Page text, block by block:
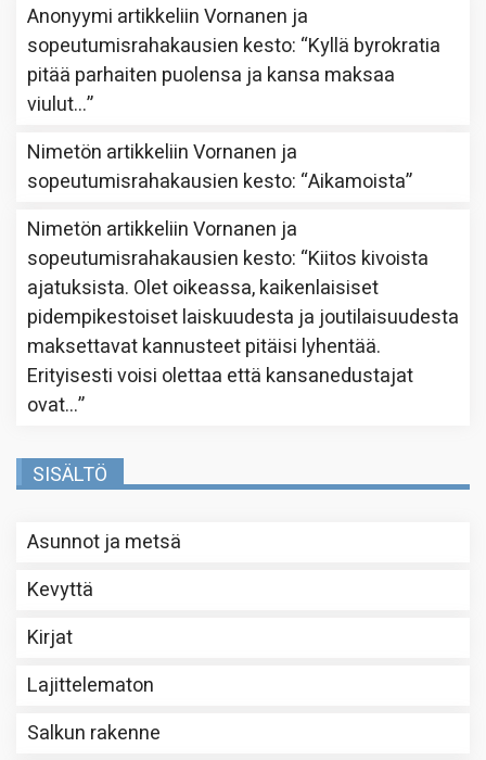
Anonyymi artikkeliinVornanen ja
sopeutumisrahakausien kesto: “Kyllä byrokratia
pitää parhaiten puolensa ja kansa maksaa
viulut…”
Nimetön artikkeliinVornanen ja
sopeutumisrahakausien kesto: “Aikamoista”
Nimetön artikkeliinVornanen ja
sopeutumisrahakausien kesto: “Kiitos kivoista
ajatuksista. Olet oikeassa, kaikenlaisiset
pidempikestoiset laiskuudesta ja joutilaisuudesta
maksettavat kannusteet pitäisi lyhentää.
Erityisesti voisi olettaa että kansanedustajat
ovat…”
SISÄLTÖ
Asunnot ja metsä
Kevyttä
Kirjat
Lajittelematon
Salkun rakenne